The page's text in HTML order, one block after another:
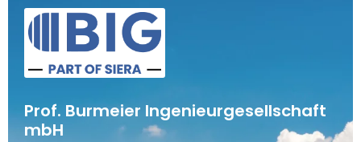
Prof. Burmeier Ingenieurgesellschaft
mbH